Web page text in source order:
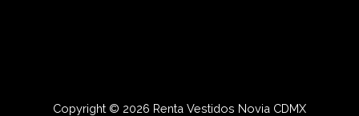
Copyright © 2026 Renta Vestidos Novia CDMX